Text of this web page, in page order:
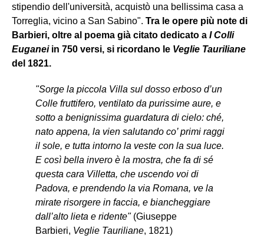
stipendio dell'università, acquistò una bellissima casa a
Torreglia, vicino a San Sabino". Tra le opere più note di
Barbieri, oltre al poema già citato dedicato a I Colli
Euganeiin 750 versi, si ricordano le Veglie Tauriliane
del 1821.
"Sorge la piccola Villa sul dosso erboso d’un
Colle fruttifero, ventilato da purissime aure, e
sotto a benignissima guardatura di cielo: ché,
nato appena, la vien salutando co’ primi raggi
il sole, e tutta intorno la veste con la sua luce.
E così bella invero è la mostra, che fa di sé
questa cara Villetta, che uscendo voi di
Padova, e prendendo la via Romana, ve la
mirate risorgere in faccia, e biancheggiare
dall’alto lieta e ridente" (Giuseppe
Barbieri, Veglie Tauriliane, 1821)